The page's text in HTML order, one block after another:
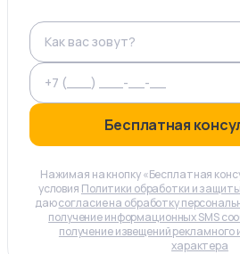
Бесплатная
Нажимая на кнопку «Бесплатная
условия Политики обработки и
даюсогласие на обработку
получение информационных SMS
получение извещений
характера